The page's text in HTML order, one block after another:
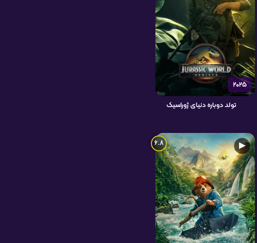
2025
تولد دوباره دنیای ژوراسیک
▶
6.8